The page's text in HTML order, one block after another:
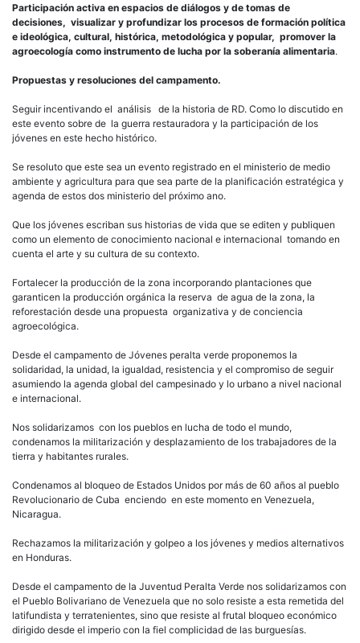
Participación activa en espacios de diálogos y de tomas de
decisiones, visualizar y profundizar los procesos de formación política
e ideológica, cultural, histórica, metodológica y popular, promover la
agroecología como instrumento de lucha por la soberanía alimentaria.
Propuestas y resoluciones del campamento.
Seguir incentivando el análisis de la historia de RD. Como lo discutido en
este evento sobre de la guerra restauradora y la participación de los
jóvenes en este hecho histórico.
Se resoluto que este sea un evento registrado en el ministerio de medio
ambiente y agricultura para que sea parte de la planificación estratégica y
agenda de estos dos ministerio del próximo ano.
Que los jóvenes escriban sus historias de vida que se editen y publiquen
como un elemento de conocimiento nacional e internacional tomando en
cuenta el arte y su cultura de su contexto.
Fortalecer la producción de la zona incorporando plantaciones que
garanticen la producción orgánica la reserva de agua de la zona, la
reforestación desde una propuesta organizativa y de conciencia
agroecológica.
Desde el campamento de Jóvenes peralta verde proponemos la
solidaridad, la unidad, la igualdad, resistencia y el compromiso de seguir
asumiendo la agenda global del campesinado y lo urbano a nivel nacional
e internacional.
Nos solidarizamos con los pueblos en lucha de todo el mundo,
condenamos la militarización y desplazamiento de los trabajadores de la
tierra y habitantes rurales.
Condenamos al bloqueo de Estados Unidos por más de 60 años al pueblo
Revolucionario de Cuba enciendo en este momento en Venezuela,
Nicaragua.
Rechazamos la militarización y golpeo a los jóvenes y medios alternativos
en Honduras.
Desde el campamento de la Juventud Peralta Verde nos solidarizamos con
el Pueblo Bolivariano de Venezuela que no solo resiste a esta remetida del
latifundista y terratenientes, sino que resiste al frutal bloqueo económico
dirigido desde el imperio con la fiel complicidad de las burguesías.